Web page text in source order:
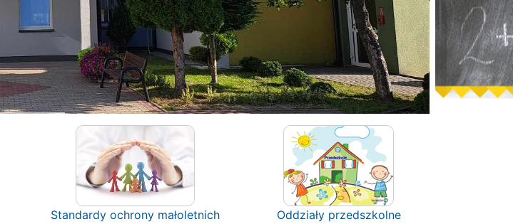
Standardy ochrony małoletnich Oddziały przedszkolne